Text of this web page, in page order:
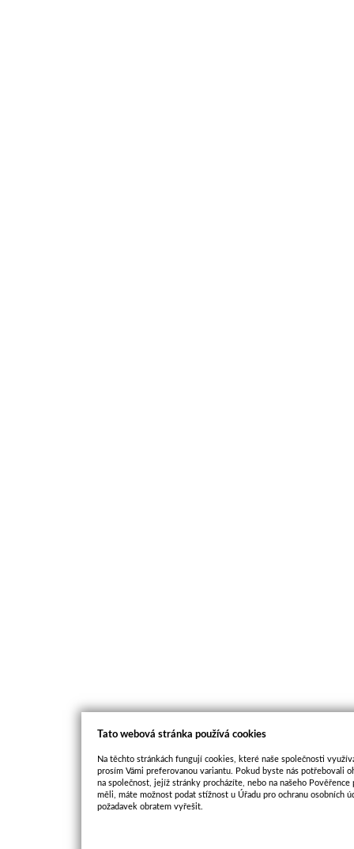
Tato webová stránka používá cookies
Na těchto stránkách fungují cookies, které naše společnosti
prosím Vámi preferovanou variantu. Pokud byste nás potřebovali
na společnost, jejíž stránky procházíte, nebo na našeho
měli, máte možnost podat stížnost u Úřadu pro ochranu osobních
požadavek obratem vyřešit.